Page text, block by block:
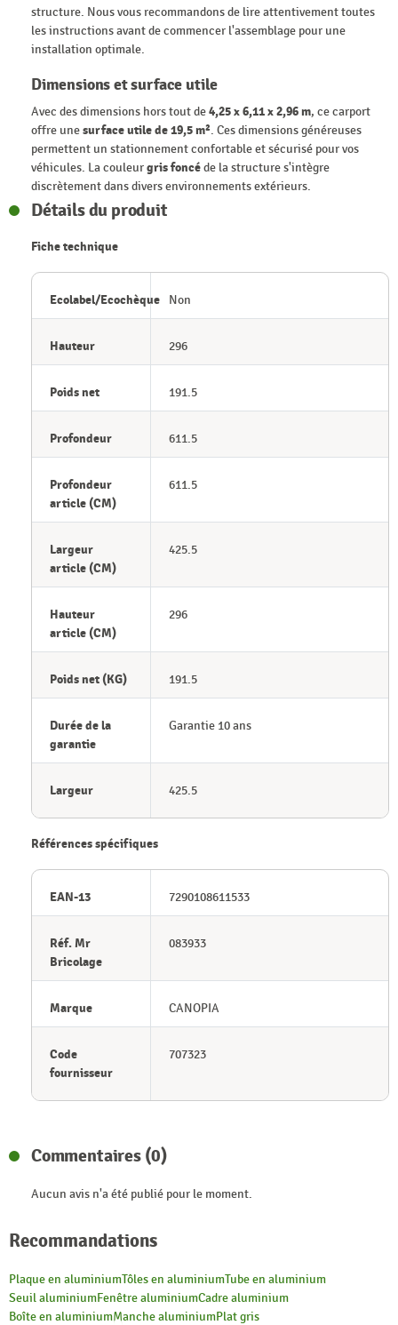
structure. Nous vous recommandons de lire attentivement toutes
les instructions avant de commencer l'assemblage pour une
installation optimale.
Dimensions et surface utile
Avec des dimensions hors tout de4,25 x 6,11 x 2,96 m, ce carport
offre unesurface utile de 19,5 m². Ces dimensions généreuses
permettent un stationnement confortable et sécurisé pour vos
véhicules. La couleurgris foncéde la structure s'intègre
discrètement dans divers environnements extérieurs.
Détails du produit
Fiche technique
Ecolabel/Ecochèque Non
Hauteur 296
Poids net 191.5
Profondeur 611.5
Profondeur
article (CM)
611.5
Largeur
article (CM)
425.5
Hauteur
article (CM)
296
Poids net (KG) 191.5
Durée de la
garantie
Garantie 10 ans
Largeur 425.5
Références spécifiques
EAN-13 7290108611533
Réf. Mr
Bricolage
083933
Marque CANOPIA
Code
fournisseur
707323
Commentaires (0)
Aucun avis n'a été publié pour le moment.
Recommandations
Plaque en aluminiumTôles en aluminiumTube en aluminium
Seuil aluminiumFenêtre aluminiumCadre aluminium
Boîte en aluminiumManche aluminiumPlat gris